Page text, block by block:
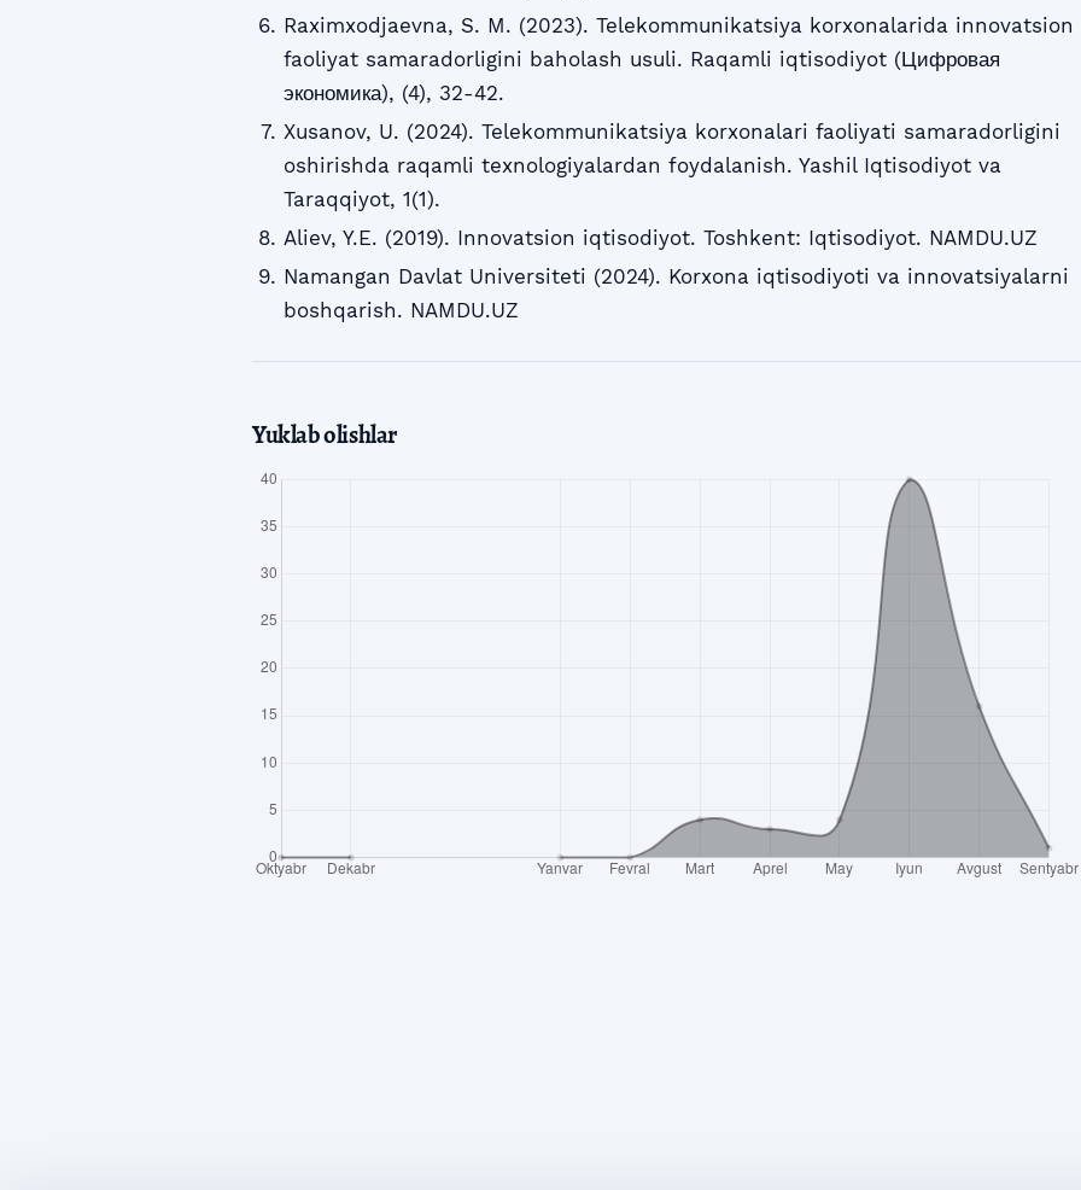
Raximxodjaevna, S. M. (2023). Telekommunikatsiya korxonalarida innovatsion
faoliyat samaradorligini baholash usuli. Raqamli iqtisodiyot (Цифровая
экономика), (4), 32-42.
Xusanov, U. (2024). Telekommunikatsiya korxonalari faoliyati samaradorligini
oshirishda raqamli texnologiyalardan foydalanish. Yashil Iqtisodiyot va
Taraqqiyot, 1(1).
Aliev, Y.E. (2019). Innovatsion iqtisodiyot. Toshkent: Iqtisodiyot. NAMDU.UZ
Namangan Davlat Universiteti (2024). Korxona iqtisodiyoti va innovatsiyalarni
boshqarish. NAMDU.UZ
Yuklab olishlar